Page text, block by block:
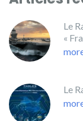
Le
«
Le